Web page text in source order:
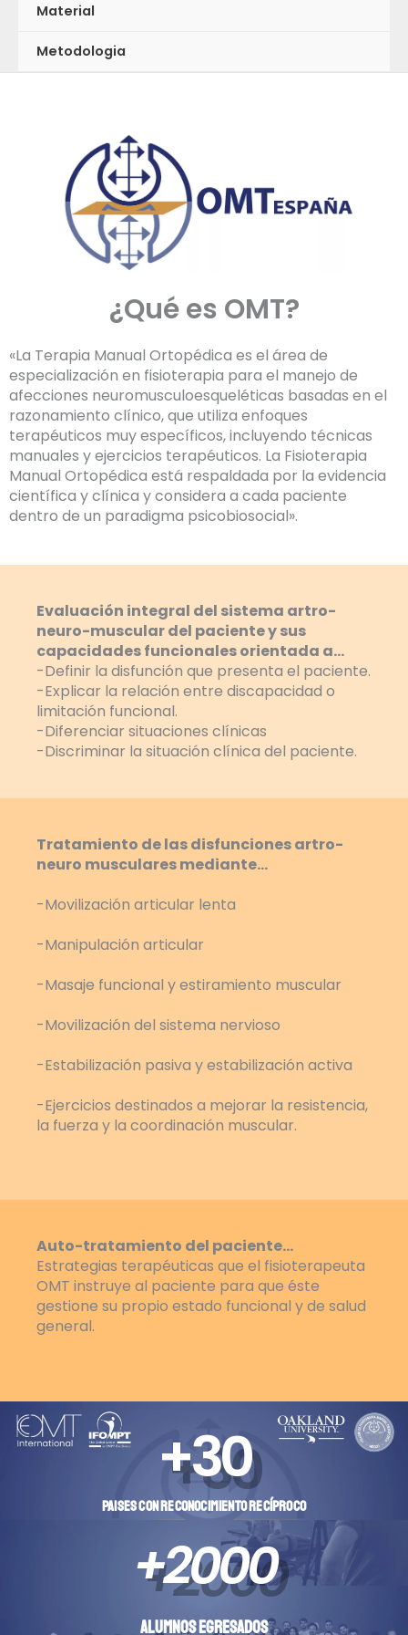
Material
Metodologia
¿Qué es OMT?
«La Terapia Manual Ortopédica es el área de
especialización en fisioterapia para el manejo de
afecciones neuromusculoesqueléticas basadas en el
razonamiento clínico, que utiliza enfoques
terapéuticos muy específicos, incluyendo técnicas
manuales y ejercicios terapéuticos. La Fisioterapia
Manual Ortopédica está respaldada por la evidencia
científica y clínica y considera a cada paciente
dentro de un paradigma psicobiosocial».
Evaluación integral del sistema artro-
neuro-muscular del paciente y sus
capacidades funcionales orientada a…
-Definir la disfunción que presenta el paciente.
-Explicar la relación entre discapacidad o
limitación funcional.
-Diferenciar situaciones clínicas
-Discriminar la situación clínica del paciente.
Tratamiento de las disfunciones artro-
neuro musculares mediante…
-Movilización articular lenta
-Manipulación articular
-Masaje funcional y estiramiento muscular
-Movilización del sistema nervioso
-Estabilización pasiva y estabilización activa
-Ejercicios destinados a mejorar la resistencia,
la fuerza y la coordinación muscular.
Auto-tratamiento del paciente…
Estrategias terapéuticas que el fisioterapeuta
OMT instruye al paciente para que éste
gestione su propio estado funcional y de salud
general.
PAISES CON RECONOCIMIENTO RECÍPROCO
+30
ALUMNOS EGRESADOS
+2000